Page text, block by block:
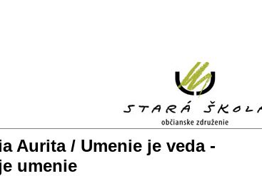
Aurita / Umenie je veda -
umenie